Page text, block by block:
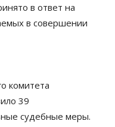
в ответ на
в совершении
комитета
39
судебные меры.